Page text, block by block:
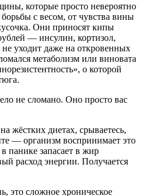
которые просто невероятно
с весом, от чувства вины
Они приносят кипы
— инсулин, кортизол,
уходит даже на откровенных
метаболизм или виновата
о которой
не сломано. Оно просто вас
жёстких диетах, срываетесь,
— организм воспринимает это
панике запасает в жир
расход энергии. Получается
это сложное хроническое